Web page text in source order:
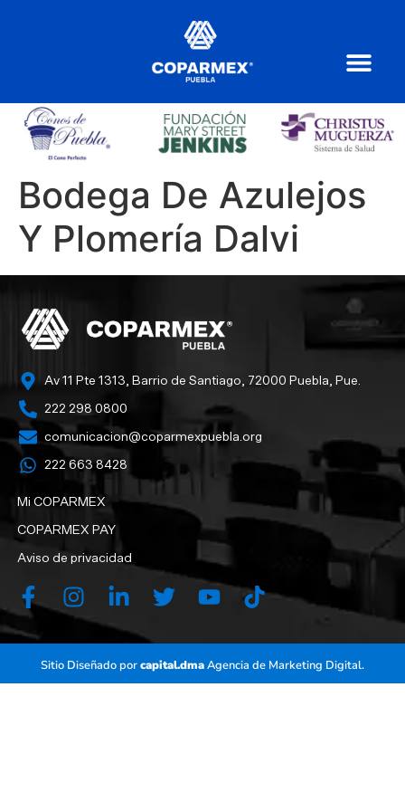
Bodega De Azulejos
Y Plomería Dalvi
Av 11 Pte 1313, Barrio de Santiago, 72000 Puebla, Pue.
222 298 0800
comunicacion@coparmexpuebla.org
222 663 8428‬
Mi COPARMEX
COPARMEX PAY
Aviso de privacidad
Sitio Diseñado porcapital.dmaAgencia de Marketing Digital.